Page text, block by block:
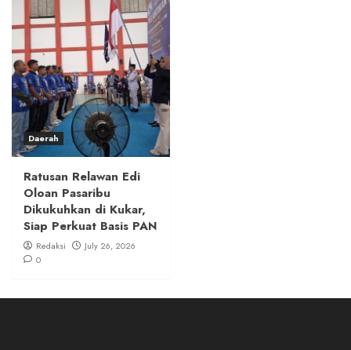
Daerah
Ratusan Relawan Edi
Oloan Pasaribu
Dikukuhkan di Kukar,
Siap Perkuat Basis PAN
Redaksi
July 26, 2026
0